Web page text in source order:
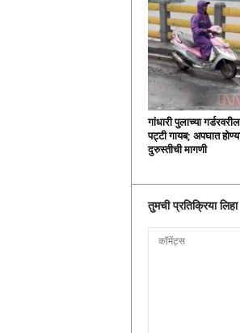
गांधारी पुलाच्या
पट्टी गायब; अपघात
दुरुस्तीची मागणी
तुमची प्रतिक्रिया लिहा